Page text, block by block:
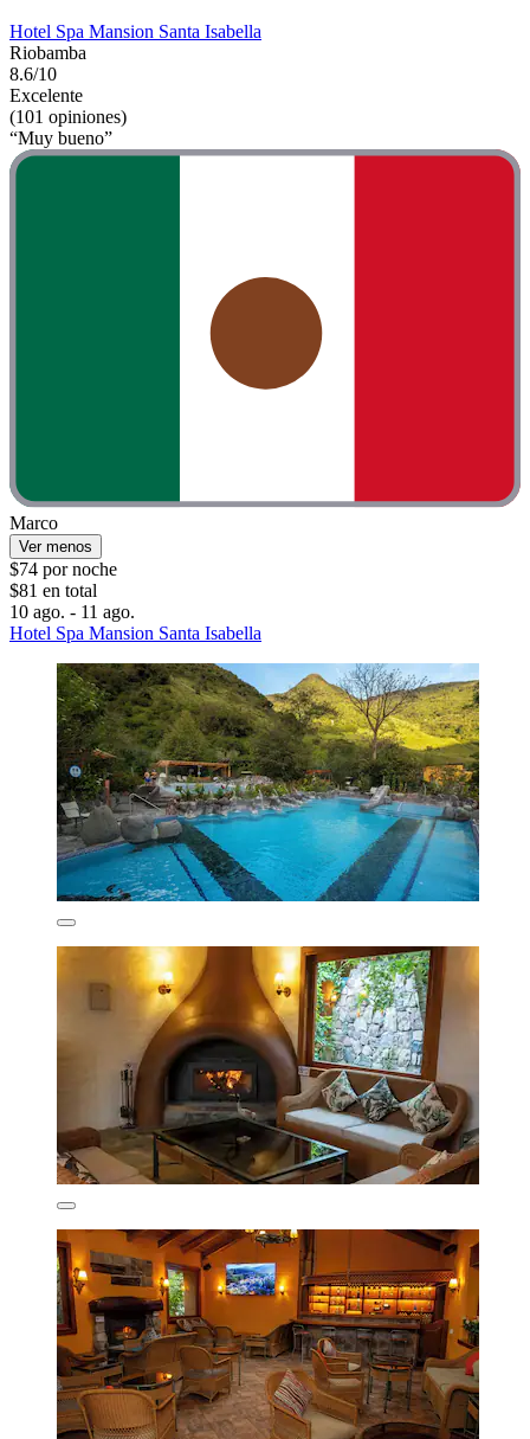
Hotel Spa Mansion Santa Isabella
Riobamba
8.6/10
Excelente
(101 opiniones)
“Muy bueno”
Marco
Ver menos
$74 por noche
$81 en total
10 ago. - 11 ago.
Hotel Spa Mansion Santa Isabella